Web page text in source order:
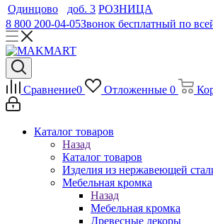
Одинцово
доб. 3 РОЗНИЦА
8 800 200-04-05Звонок бесплатный по
Сравнение0 Отложенные 0
Каталог товаров
Назад
Каталог товаров
Изделия из нержавеющей
Мебельная кромка
Назад
Мебельная кромка
Древесные декоры